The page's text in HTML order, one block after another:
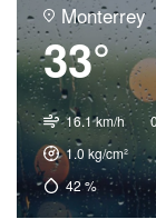
Monterrey
33°
16.1 km/h
1.0kg/cm²
42%